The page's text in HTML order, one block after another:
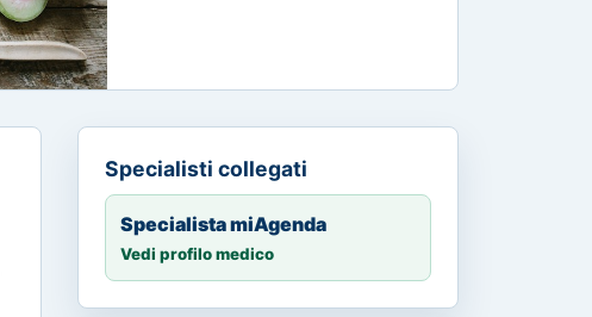
Specialisti collegati
Specialista miAgenda
Vedi profilo medico